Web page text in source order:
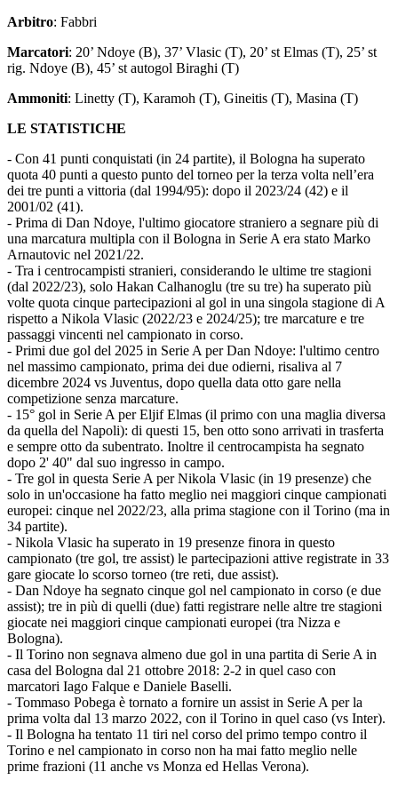
Arbitro: Fabbri
Marcatori: 20’ Ndoye (B), 37’ Vlasic (T), 20’ st Elmas (T), 25’ st
rig. Ndoye (B), 45’ st autogol Biraghi (T)
Ammoniti: Linetty (T), Karamoh (T), Gineitis (T), Masina (T)
LE STATISTICHE
- Con 41 punti conquistati (in 24 partite), il Bologna ha superato
quota 40 punti a questo punto del torneo per la terza volta nell’era
dei tre punti a vittoria (dal 1994/95): dopo il 2023/24 (42) e il
2001/02 (41).
- Prima di Dan Ndoye, l'ultimo giocatore straniero a segnare più di
una marcatura multipla con il Bologna in Serie A era stato Marko
Arnautovic nel 2021/22.
- Tra i centrocampisti stranieri, considerando le ultime tre stagioni
(dal 2022/23), solo Hakan Calhanoglu (tre su tre) ha superato più
volte quota cinque partecipazioni al gol in una singola stagione di A
rispetto a Nikola Vlasic (2022/23 e 2024/25); tre marcature e tre
passaggi vincenti nel campionato in corso.
- Primi due gol del 2025 in Serie A per Dan Ndoye: l'ultimo centro
nel massimo campionato, prima dei due odierni, risaliva al 7
dicembre 2024 vs Juventus, dopo quella data otto gare nella
competizione senza marcature.
- 15° gol in Serie A per Eljif Elmas (il primo con una maglia diversa
da quella del Napoli): di questi 15, ben otto sono arrivati in trasferta
e sempre otto da subentrato. Inoltre il centrocampista ha segnato
dopo 2' 40" dal suo ingresso in campo.
- Tre gol in questa Serie A per Nikola Vlasic (in 19 presenze) che
solo in un'occasione ha fatto meglio nei maggiori cinque campionati
europei: cinque nel 2022/23, alla prima stagione con il Torino (ma in
34 partite).
- Nikola Vlasic ha superato in 19 presenze finora in questo
campionato (tre gol, tre assist) le partecipazioni attive registrate in 33
gare giocate lo scorso torneo (tre reti, due assist).
- Dan Ndoye ha segnato cinque gol nel campionato in corso (e due
assist); tre in più di quelli (due) fatti registrare nelle altre tre stagioni
giocate nei maggiori cinque campionati europei (tra Nizza e
Bologna).
- Il Torino non segnava almeno due gol in una partita di Serie A in
casa del Bologna dal 21 ottobre 2018: 2-2 in quel caso con
marcatori Iago Falque e Daniele Baselli.
- Tommaso Pobega è tornato a fornire un assist in Serie A per la
prima volta dal 13 marzo 2022, con il Torino in quel caso (vs Inter).
- Il Bologna ha tentato 11 tiri nel corso del primo tempo contro il
Torino e nel campionato in corso non ha mai fatto meglio nelle
prime frazioni (11 anche vs Monza ed Hellas Verona).